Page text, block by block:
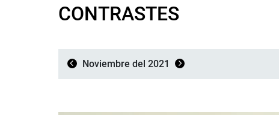
CONTRASTES
Noviembre del 2021